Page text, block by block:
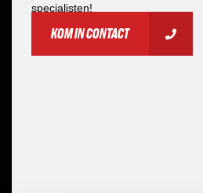
specialisten!
KOM IN CONTACT